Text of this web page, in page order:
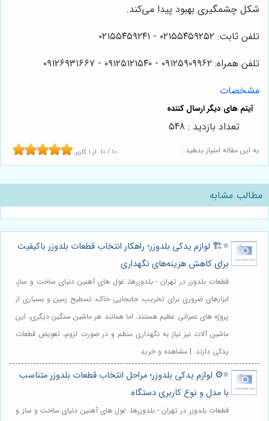
شکل چشمگیری بهبود پیدا می‌کند.
تلفن ثابت: ۰۲۱۵۵۴۵۹۲۵۲ - ۰۲۱۵۵۴۵۹۲۴۱
تلفن همراه: ۰۹۱۲۵۹۰۹۹۶۲ - ۰۹۱۲۵۱۲۱۵۴۰‌‌‌ - ۰۹۱۲۶۹۳۱۶۶۷
مشخصات
به این مقاله امتیاز بدهید : 10 / 10 از 1 کاربر
تعداد بازدید : 548
مطالب مشابه
⭐️🏗️ لوازم یدکی بلدوزر؛ راهکار انتخاب قطعات بلدوزر باکیفیت
برای کاهش هزینه‌های نگهداری
قطعات بلدوزر در تهران - بلدوزرها، غول های آهنین دنیای ساخت و ساز،
ابزارهای ضروری برای تخریب، جابجایی خاک، تسطیح زمین و بسیاری از
پروژه های عمرانی عظیم هستند. اما همانند هر ماشین سنگین دیگری، این
ماشین آلات نیز نیاز به نگهداری منظم و در صورت لزوم، تعویض قطعات
یدکی دارند. | مشاهده و خرید
⭐️⚙️ لوازم یدکی بلدوزر؛ مراحل انتخاب قطعات بلدوزر متناسب
با مدل و نوع کاربری دستگاه
قطعات بلدوزر در تهران - بلدوزرها، غول های آهنین دنیای ساخت و ساز و